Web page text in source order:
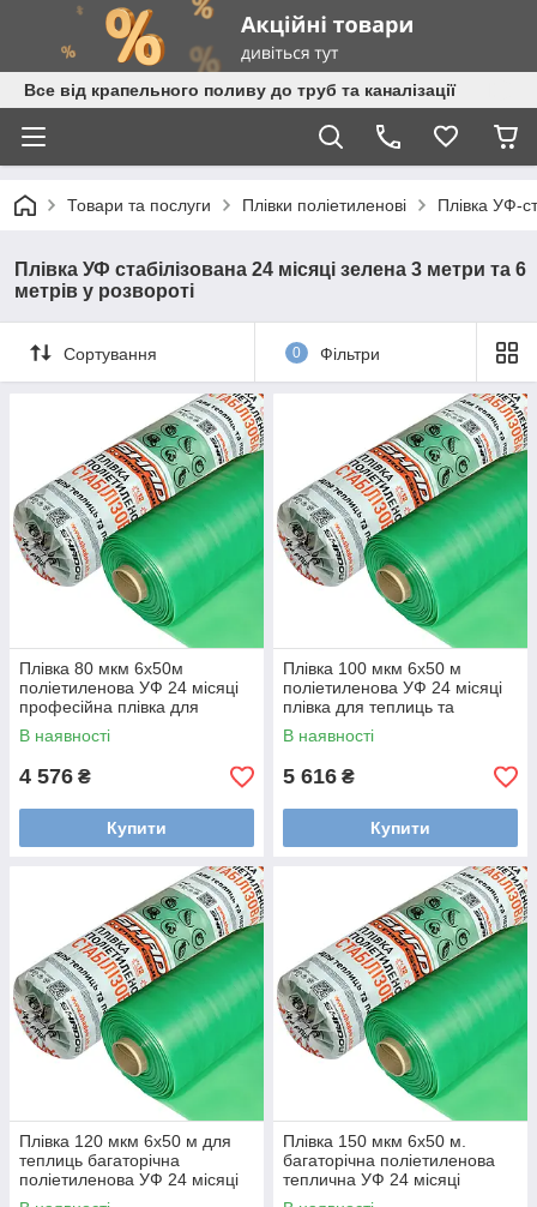
Все від крапельного поливу до труб та каналізації
Товари та послуги Плівки поліетиленові Плівка УФ-
Плівка УФ стабілізована 24 місяці зелена 3 метри та 6
метрів у розвороті
Сортування 0 Фільтри
Плівка 80 мкм 6х50м
поліетиленова УФ 24 місяці
професійна плівка для
теплиць
В наявності
4 576 ₴
Купити
Плівка 100 мкм 6х50 м
поліетиленова УФ 24 місяці
плівка для теплиць та
парників
В наявності
5 616 ₴
Купити
Плівка 120 мкм 6х50 м для
теплиць багаторічна
поліетиленова УФ 24 місяці
Плівка 150 мкм 6х50 м.
багаторічна поліетиленова
теплична УФ 24 місяці